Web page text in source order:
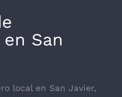
San
local en San Javier,